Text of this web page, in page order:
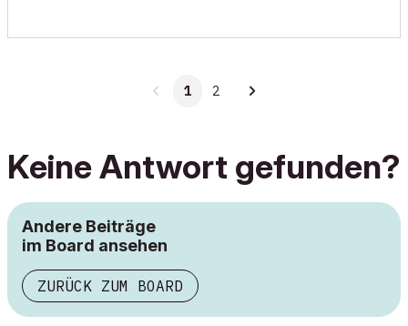
1 2
Keine Antwort gefunden?
Andere Beiträge
im Board ansehen
ZURÜCK ZUM BOARD